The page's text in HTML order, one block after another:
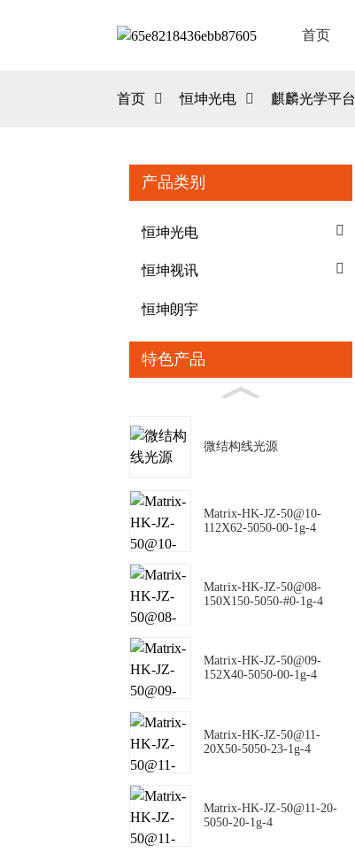
首页
首页 恒坤光电 麒麟光学平台
产品类别
恒坤光电
恒坤视讯
恒坤朗宇
特色产品
微结构线光源
Matrix-HK-JZ-50@10-
112X62-5050-00-1g-4
Matrix-HK-JZ-50@08-
150X150-5050-#0-1g-4
Matrix-HK-JZ-50@09-
152X40-5050-00-1g-4
Matrix-HK-JZ-50@11-
20X50-5050-23-1g-4
Matrix-HK-JZ-50@11-20-
5050-20-1g-4
Loading...
Loading...